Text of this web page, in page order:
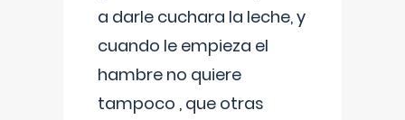
a darle cuchara la leche, y
cuando le empieza el
hambre no quiere
tampoco , que otras